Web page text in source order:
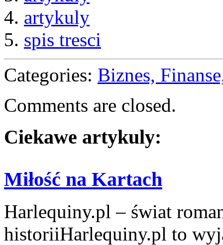
4. artykuly
5. spis tresci
Categories: Biznes,
Comments are closed.
Ciekawe artykuly:
Miłość na Kartach
Harlequiny.pl – świat
historiiHarlequiny.pl to